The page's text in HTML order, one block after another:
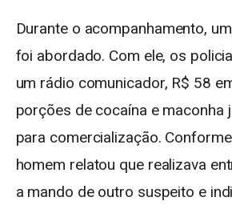
Durante o acompanhamento,
foi abordado. Com ele, os
um rádio comunicador, R$ 58
porções de cocaína e maconha
para comercialização.
homem relatou que realizava
a mando de outro suspeito e